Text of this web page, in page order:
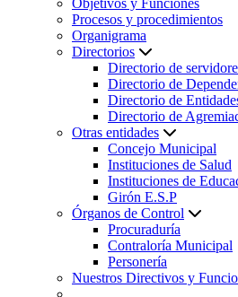
Procesos y procedimientos
Organigrama
Directorios
Directorio de
Directorio de
Directorio de
Directorio de
Otras entidades
Concejo Municipal
Instituciones de Salud
Instituciones de
Girón E.S.P
Órganos de Control
Procuraduría
Contraloría Municipal
Personería
Nuestros Directivos y